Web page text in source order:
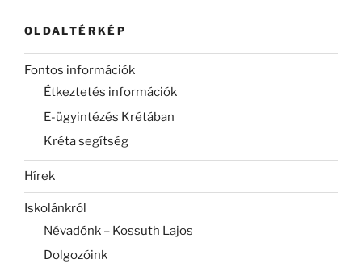
OLDALTÉRKÉP
Fontos információk
Étkeztetés információk
E-ügyintézés Krétában
Kréta segítség
Hírek
Iskolánkról
Névadónk – Kossuth Lajos
Dolgozóink